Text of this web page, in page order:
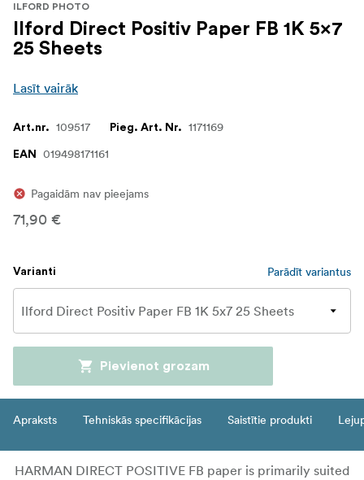
ILFORD PHOTO
Ilford Direct Positiv Paper FB 1K 5x7
25 Sheets
Lasīt vairāk
Art.nr. 109517 Pieg. Art. Nr. 1171169
EAN 019498171161
Pagaidām nav pieejams
71,90 €
Varianti Parādīt variantus
Pievienot grozam
Apraksts Tehniskās specifikācijas Saistītie produkti
HARMAN DIRECT POSITIVE FB paper is primarily suited